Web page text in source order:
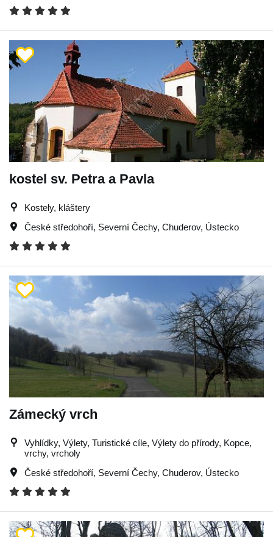
kostel sv. Petra a Pavla
Kostely, kláštery
České středohoří, Severní Čechy, Chuderov, Ústecko
Zámecký vrch
Vyhlídky, Výlety, Turistické cíle, Výlety do přírody, Kopce,
vrchy, vrcholy
České středohoří, Severní Čechy, Chuderov, Ústecko